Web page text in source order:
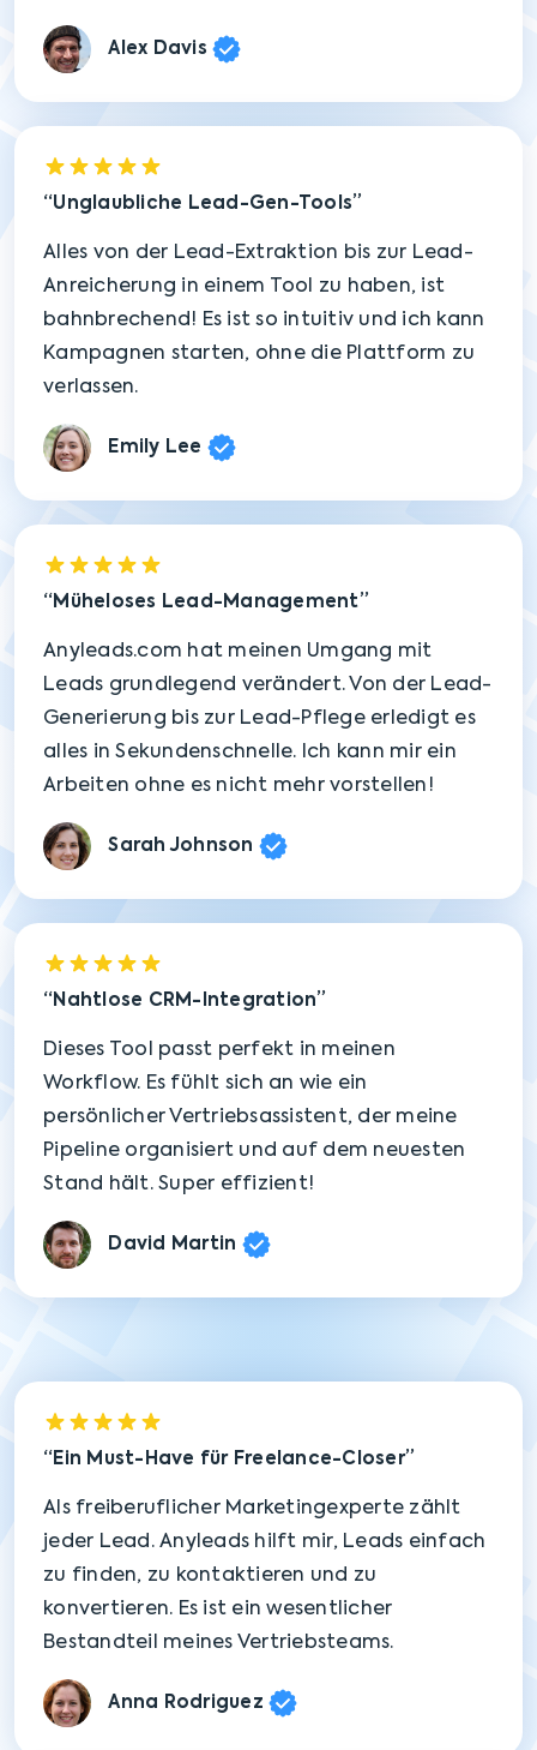
Alex Davis
Unglaubliche Lead-Gen-Tools
Alles von der Lead-Extraktion bis zur Lead-
Anreicherung in einem Tool zu haben, ist
bahnbrechend! Es ist so intuitiv und ich kann
Kampagnen starten, ohne die Plattform zu
verlassen.
Emily Lee
Müheloses Lead-Management
Anyleads.com hat meinen Umgang mit
Leads grundlegend verändert. Von der Lead-
Generierung bis zur Lead-Pflege erledigt es
alles in Sekundenschnelle. Ich kann mir ein
Arbeiten ohne es nicht mehr vorstellen!
Sarah Johnson
Nahtlose CRM-Integration
Dieses Tool passt perfekt in meinen
Workflow. Es fühlt sich an wie ein
persönlicher Vertriebsassistent, der meine
Pipeline organisiert und auf dem neuesten
Stand hält. Super effizient!
David Martin
Ein Must-Have für Freelance-Closer
Als freiberuflicher Marketingexperte zählt
jeder Lead. Anyleads hilft mir, Leads einfach
zu finden, zu kontaktieren und zu
konvertieren. Es ist ein wesentlicher
Bestandteil meines Vertriebsteams.
Anna Rodriguez